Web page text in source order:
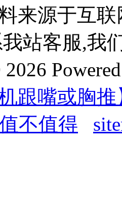
来源于互
站客服,我
跟嘴或胸
不值得